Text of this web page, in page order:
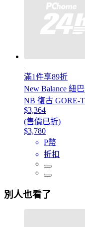
滿1件享89折
New Balance 紐
NB 復古 GORE-
$3,364
(售價已折)
$3,780
P幣
折扣
別人也看了